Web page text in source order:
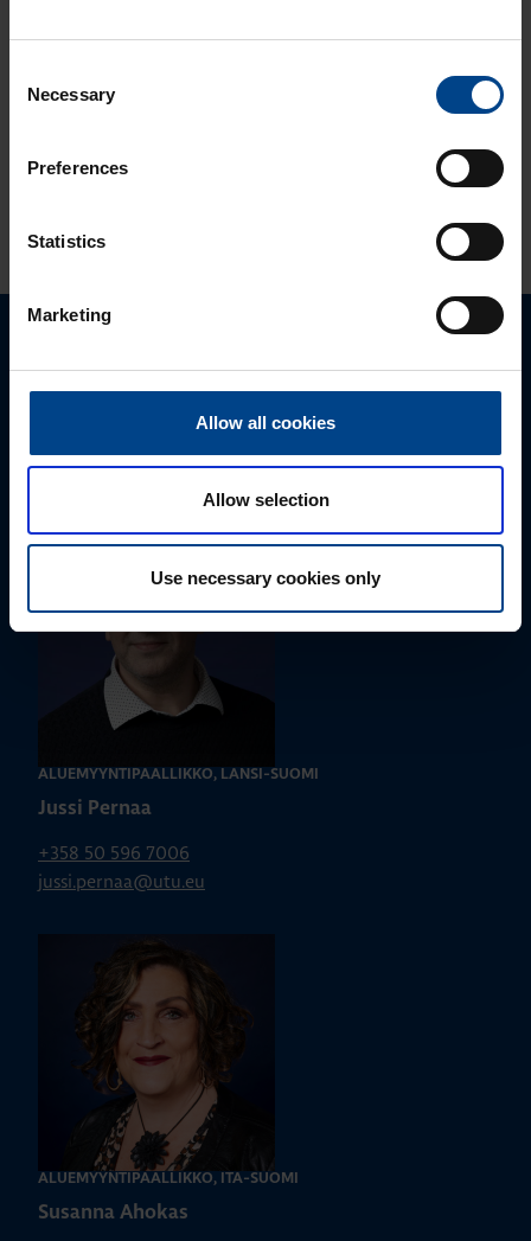
Selection
Necessary
Preferences
Statistics
Marketing
Allow all cookies
Allow selection
Use necessary cookies only
Ilmakatkaisijasarja
Autamme mielellämme, jotta löydämme sinulle
ALUEMYYNTIPÄÄLLIKKÖ, LÄNSI-SUOMI
Jussi Pernaa
+358 50 596 7006
jussi.pernaa@utu.eu
ALUEMYYNTIPÄÄLLIKKÖ, ITÄ-SUOMI
Susanna Ahokas